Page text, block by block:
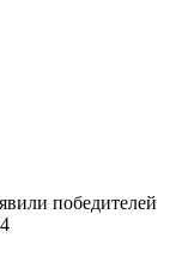
победителей